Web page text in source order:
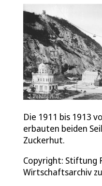
Die 1911 bis 1913
erbauten beiden
Zuckerhut.
Copyright: Stiftung
Wirtschaftsarchiv